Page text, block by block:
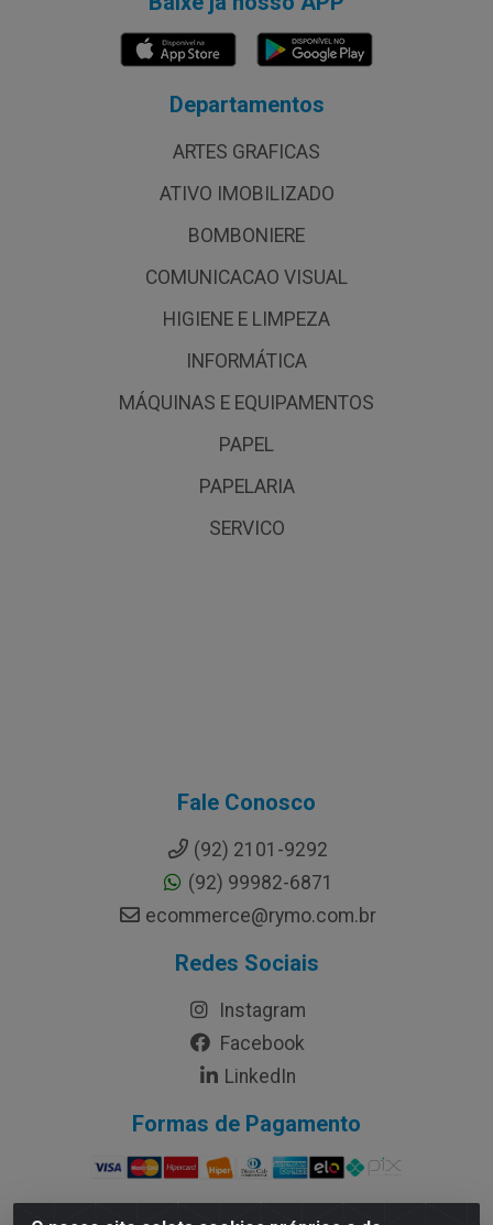
Departamentos
ARTES GRAFICAS
ATIVO IMOBILIZADO
BOMBONIERE
COMUNICACAO VISUAL
HIGIENE E LIMPEZA
INFORMÁTICA
MÁQUINAS E EQUIPAMENTOS
PAPEL
PAPELARIA
SERVICO
Fale Conosco
(92) 2101-9292
(92) 99982-6871
ecommerce@rymo.com.br
Redes Sociais
Instagram
Facebook
LinkedIn
Formas de Pagamento